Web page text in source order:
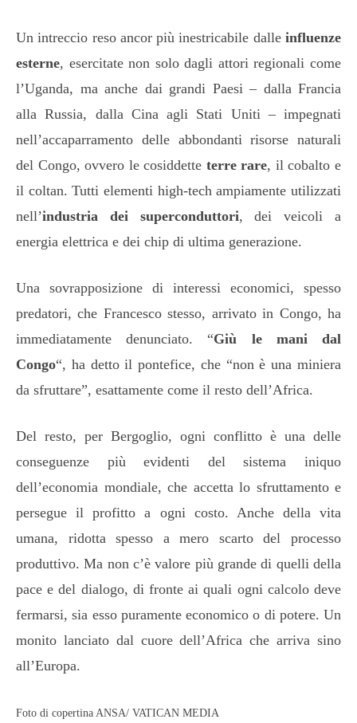
Un intreccio reso ancor più inestricabile dalle influenze
esterne, esercitate non solo dagli attori regionali come
l’Uganda, ma anche dai grandi Paesi – dalla Francia
alla Russia, dalla Cina agli Stati Uniti – impegnati
nell’accaparramento delle abbondanti risorse naturali
del Congo, ovvero le cosiddette terre rare, il cobalto e
il coltan. Tutti elementi high-tech ampiamente utilizzati
nell’industria dei superconduttori, dei veicoli a
energia elettrica e dei chip di ultima generazione.
Una sovrapposizione di interessi economici, spesso
predatori, che Francesco stesso, arrivato in Congo, ha
immediatamente denunciato. “Giù le mani dal
Congo“, ha detto il pontefice, che “non è una miniera
da sfruttare”, esattamente come il resto dell’Africa.
Del resto, per Bergoglio, ogni conflitto è una delle
conseguenze più evidenti del sistema iniquo
dell’economia mondiale, che accetta lo sfruttamento e
persegue il profitto a ogni costo. Anche della vita
umana, ridotta spesso a mero scarto del processo
produttivo. Ma non c’è valore più grande di quelli della
pace e del dialogo, di fronte ai quali ogni calcolo deve
fermarsi, sia esso puramente economico o di potere. Un
monito lanciato dal cuore dell’Africa che arriva sino
all’Europa.
Foto di copertina ANSA/ VATICAN MEDIA